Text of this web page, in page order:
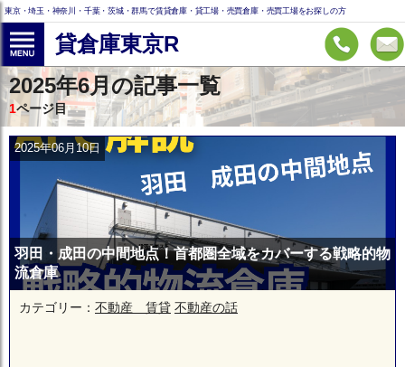
東京・埼玉・神奈川・千葉・茨城・群馬で賃貸倉庫・貸工場・売買倉庫・売買工場をお探しの方
貸倉庫東京R
2025年6月の記事一覧
1ページ目
2025年06月10日
羽田・成田の中間地点！首都圏全域をカバーする戦略的物
流倉庫
カテゴリー： 不動産 賃貸 不動産の話